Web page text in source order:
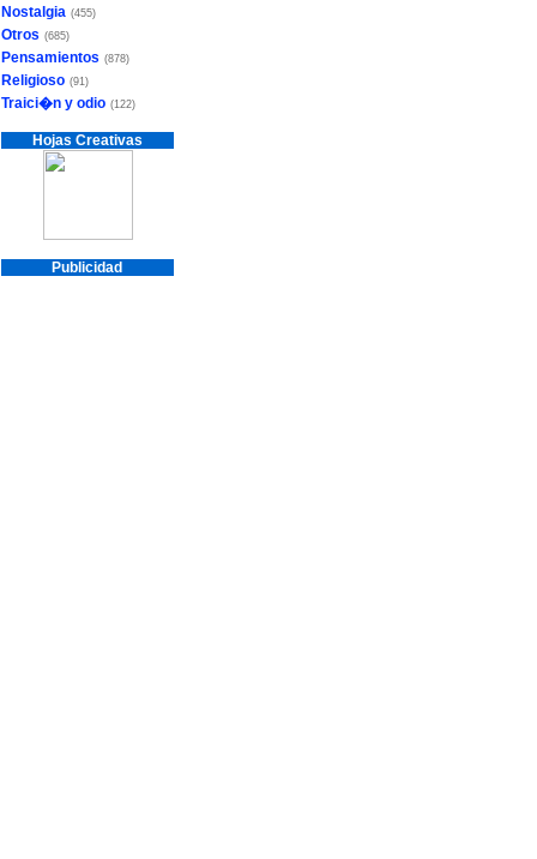
Nostalgia (455)
Otros (685)
Pensamientos (878)
Religioso (91)
Traici�n y odio (122)
Hojas Creativas
Publicidad